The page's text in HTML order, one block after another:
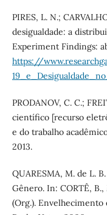
PIRES, L. N.;
desigualdade: a
Experiment Findings:
https://
PRODANOV, C. C.;
científico [recurso
e do trabalho
2013.
QUARESMA, M. de L.
Gênero. In: CORTÊ, B.,
(Org.). Envelhecimento